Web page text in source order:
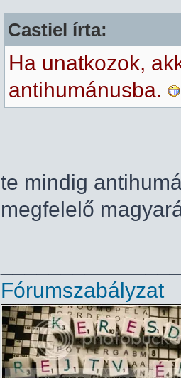
Castiel írta:
Ha unatkozok,
antihumánusba.
te mindig
megfelelő
Fórumszabályzat